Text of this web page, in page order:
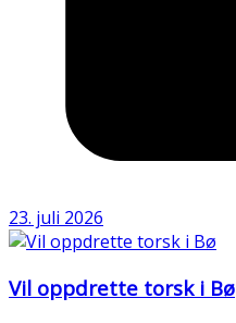
23. juli 2026
Vil oppdrette torsk i Bø